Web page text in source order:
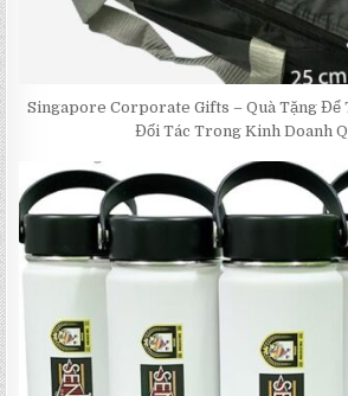
Singapore Corporate Gifts – Quà Tặng Để
Đối Tác Trong Kinh Doanh